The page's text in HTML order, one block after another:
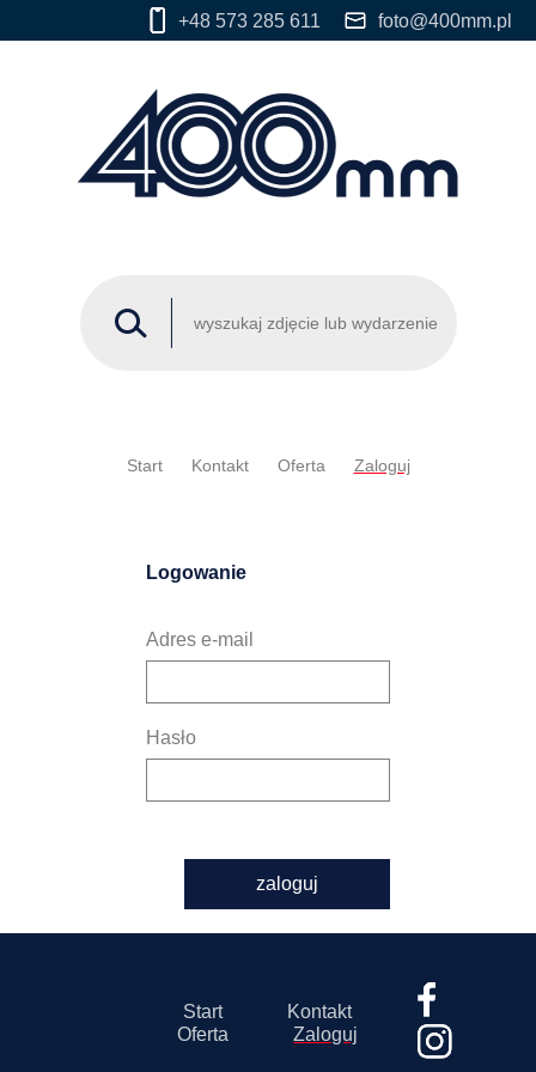
+48 573 285 611 foto@400mm.pl
Start Kontakt Oferta Zaloguj
Logowanie
Adres e-mail
Hasło
zaloguj
Start
Kontakt
Oferta
Zaloguj